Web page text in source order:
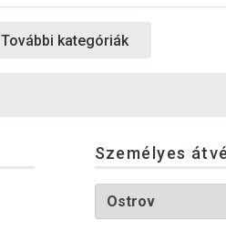
További kategóriák
Személyes